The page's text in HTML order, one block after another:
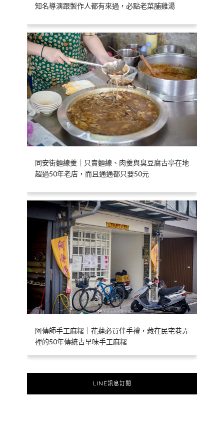
知名導演跟製作人都有來過，必點老菜脯雞湯
同安街麵線羹｜只賣麵線、肉羹與臭豆腐古亭在地
超過50年老店，而且通通都只要50元
阿傳師手工麻糬｜花蓮必買伴手禮，藏在民宅巷弄
裡的50年傳統古早味手工麻糬
LINE訊息訂閱